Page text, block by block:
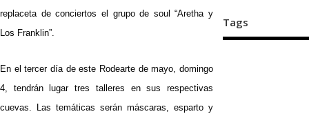
replaceta de conciertos el grupo de soul “Aretha y
Los Franklin”.
En el tercer día de este Rodearte de mayo, domingo
4, tendrán lugar tres talleres en sus respectivas
cuevas. Las temáticas serán máscaras, esparto y
Tags